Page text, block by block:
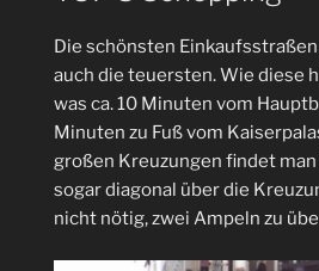
Die schönsten
auch die teuersten. Wie diese
was ca. 10 Minuten vom
Minuten zu Fuß vom
großen Kreuzungen findet
sogar diagonal über die
nicht nötig, zwei Ampeln zu